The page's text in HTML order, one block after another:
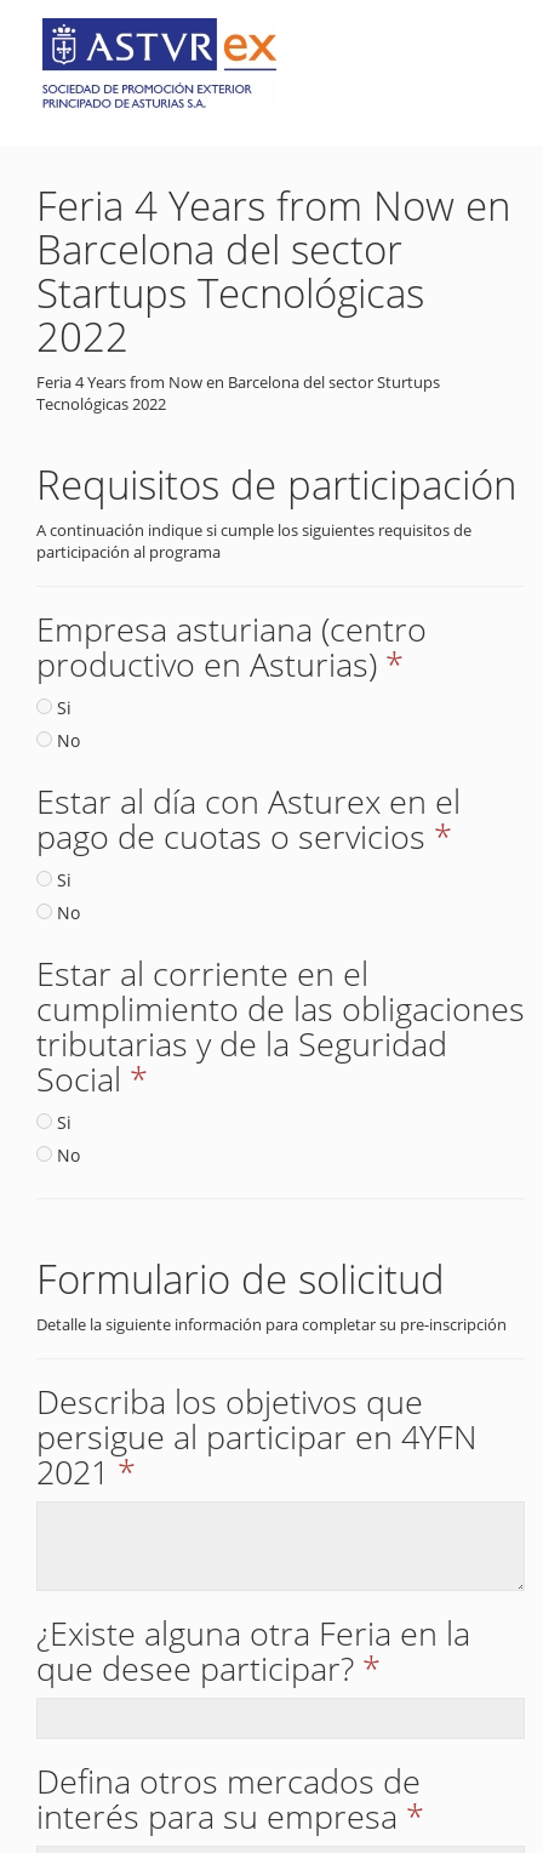
Feria 4 Years from Now en
Barcelona del sector
Startups Tecnológicas
2022
Feria 4 Years from Now en Barcelona del sector Sturtups
Tecnológicas 2022
Requisitos de participación
A continuación indique si cumple los siguientes requisitos de
participación al programa
Empresa asturiana (centro
productivo en Asturias) *
Si
No
Estar al día con Asturex en el
pago de cuotas o servicios *
Si
No
Estar al corriente en el
cumplimiento de las obligaciones
tributarias y de la Seguridad
Social *
Si
No
Formulario de solicitud
Detalle la siguiente información para completar su pre-inscripción
Describa los objetivos que
persigue al participar en 4YFN
2021 *
¿Existe alguna otra Feria en la
que desee participar? *
Defina otros mercados de
interés para su empresa *